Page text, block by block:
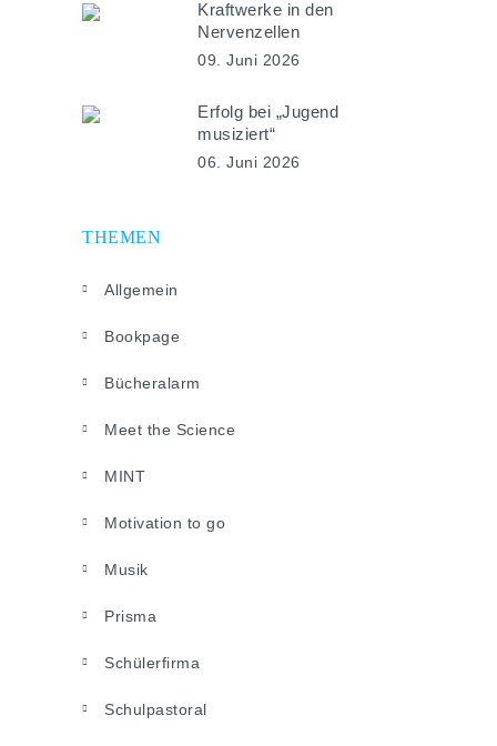
Kraftwerke in den
Nervenzellen
09. Juni 2026
Erfolg bei „Jugend
musiziert“
06. Juni 2026
THEMEN
Allgemein
Bookpage
Bücheralarm
Meet the Science
MINT
Motivation to go
Musik
Prisma
Schülerfirma
Schulpastoral